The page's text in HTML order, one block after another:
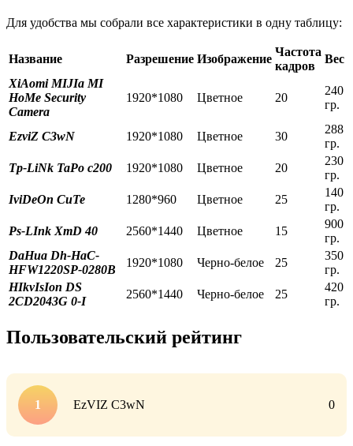
Для удобства мы собрали все характеристики в одну таблицу:
Название Разрешение Изображение
Частота
кадров
Вес
XiAomi MIJIa MI
HoMe Security
Camera
1920*1080 Цветное 20
240
гр.
EzviZ C3wN 1920*1080 Цветное 30
288
гр.
Tp-LiNk TaPo c200
1920*1080 Цветное 20
230
гр.
IviDeOn CuTe
1280*960 Цветное 25
140
гр.
Ps-LInk XmD 40
2560*1440 Цветное 15
900
гр.
DaHua Dh-HaC-
HFW1220SP-0280B
1920*1080 Черно-белое 25
350
гр.
HIkvIsIon DS
2CD2043G 0-I
2560*1440 Черно-белое 25
420
гр.
Пользовательский рейтинг
EzVIZ C3wN 0